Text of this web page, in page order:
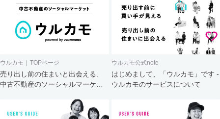
ウルカモ｜TOPページ
売り出し前の住まいと出会える、
中古不動産のソーシャルマーケッ
ウルカモ公式note
はじめまして、「ウルカモ」です -
ウルカモのサービスについて